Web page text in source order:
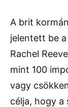
A brit
jelentett be
Rachel
mint 100
vagy
célja, hogy a